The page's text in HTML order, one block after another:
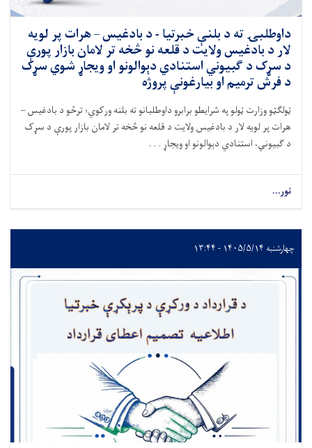
داوطلبۍ ته د بلنې خبرتیا - د بادغیس – هرات پر لویه
لار د بادغیس ولایت د قلعه ‌نو څخه تر لامان بازار پورې
د سړک د ګبیوني استنادي دېوالونو او ویجاړ شوي سړک‌
د فرش ترمیم او بیارغونې پروژه
ټولګټو وزارت ټولو په شرایطو برابرو داوطلبانو ته بلنه ورکوي؛ ترڅود بادغیس –
هرات پر لویه لار د بادغیس ولایت د قلعه ‌نو څخه تر لامان بازار پورې د سړک
د ګبیوني، استنادي دېوالونو او ویجاړ . . .
نور...
چهارشنبه ۱۴۰۵/۵/۱۴ - ۱۳:۴۴